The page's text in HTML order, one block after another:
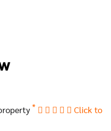
*
Click to